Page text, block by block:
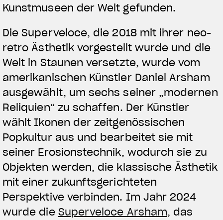
Kunstmuseen der Welt gefunden.
Die Superveloce, die 2018 mit ihrer neo-
retro Ästhetik vorgestellt wurde und die
Welt in Staunen versetzte, wurde vom
amerikanischen Künstler Daniel Arsham
ausgewählt, um sechs seiner „modernen
Reliquien“ zu schaffen. Der Künstler
wählt Ikonen der zeitgenössischen
Popkultur aus und bearbeitet sie mit
seiner Erosionstechnik, wodurch sie zu
Objekten werden, die klassische Ästhetik
mit einer zukunftsgerichteten
Perspektive verbinden. Im Jahr 2024
wurde die Superveloce Arsham, das